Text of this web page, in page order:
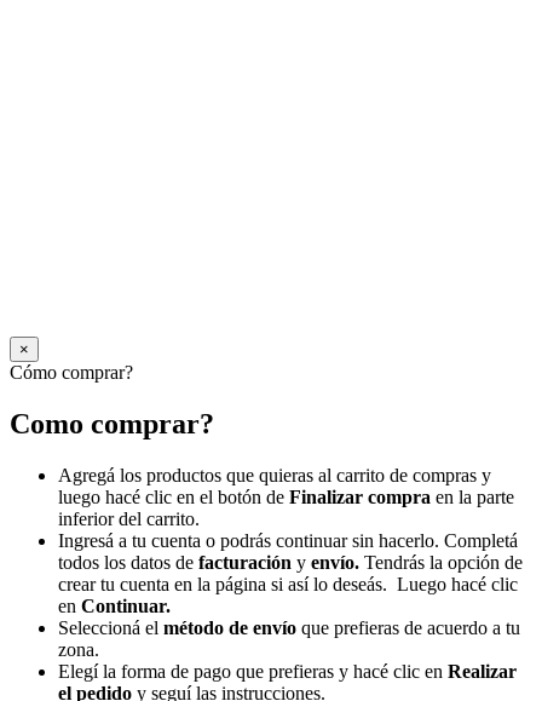
×
Cómo comprar?
Como comprar?
Agregá los productos que quieras al carrito de compras y
luego hacé clic en el botón de Finalizar compra en la parte
inferior del carrito.
Ingresá a tu cuenta o podrás continuar sin hacerlo. Completá
todos los datos de facturación y envío. Tendrás la opción de
crear tu cuenta en la página si así lo deseás. Luego hacé clic
en Continuar.
Seleccioná el método de envío que prefieras de acuerdo a tu
zona.
Elegí la forma de pago que prefieras y hacé clic en Realizar
el pedido y seguí las instrucciones.